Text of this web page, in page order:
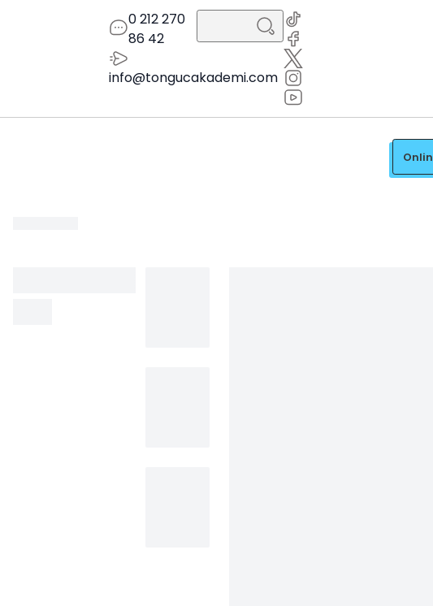
0 212 270
86 42
info@tongucakademi.com